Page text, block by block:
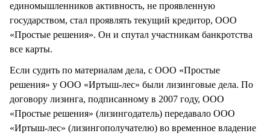
единомышленников активность, не проявленную
государством, стал проявлять текущий кредитор, ООО
«Простые решения». Он и спутал участникам банкротства
все карты.
Если судить по материалам дела, с ООО «Простые
решения» у ООО «Иртыш-лес» были лизинговые дела. По
договору лизинга, подписанному в 2007 году, ООО
«Простые решения» (лизингодатель) передавало ООО
«Иртыш-лес» (лизингополучателю) во временное владение